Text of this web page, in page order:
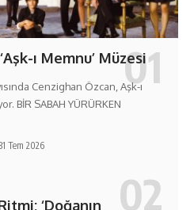
ı Memnu’ Müzesi
Cenzighan Özcan, Aşk-ı
BİR SABAH YÜRÜRKEN
Tem 2026
‘Doğanın